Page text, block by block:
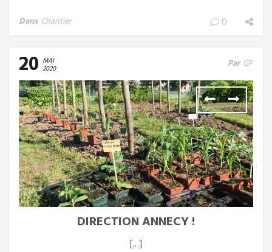
Dans Chantier 0
20 MAI
2020 Par GP
DIRECTION ANNECY !
[…]